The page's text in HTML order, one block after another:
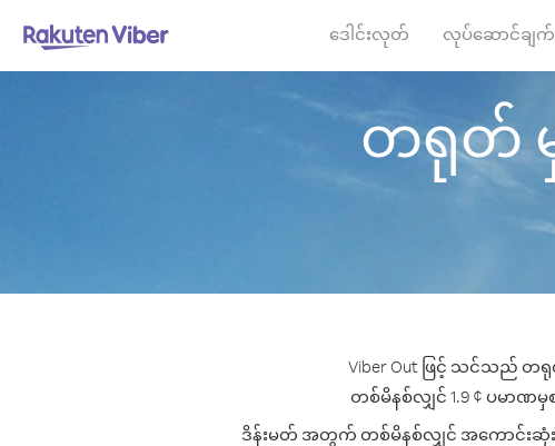
ဒေါင်းလုတ် လုပ်ဆောင်ချက်
တရုတ် မှ
Viber Out ဖြင့် သင်သည် တ
တစ်မိနစ်လျှင် 1.9 ¢ ပမာဏ
ဒိန်းမတ် အတွက် တစ်မိနစ်လျှင် အကောင်းဆုံး